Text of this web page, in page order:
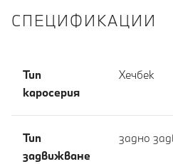
СПЕЦИФИКАЦИИ
Тип
каросерия
Хечбек
Тип
задвижване
задно